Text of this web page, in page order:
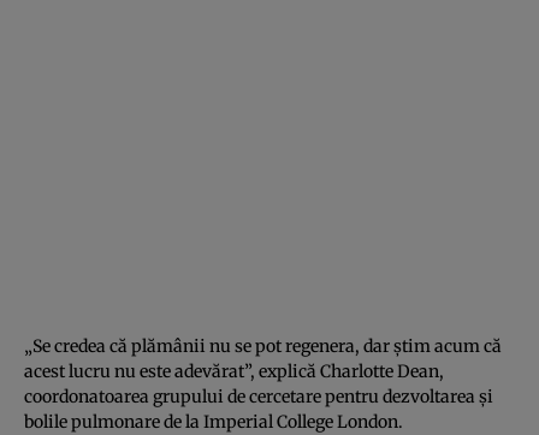
„Se credea că plămânii nu se pot regenera, dar știm acum că
acest lucru nu este adevărat”, explică Charlotte Dean,
coordonatoarea grupului de cercetare pentru dezvoltarea și
bolile pulmonare de la Imperial College London.